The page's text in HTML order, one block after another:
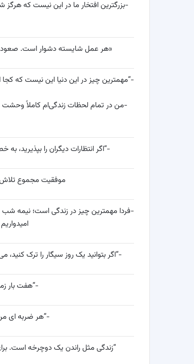
-بزرگترین افتخار ما در این نیست که
«هر عمل شایسته دشوار است.
-“مهمترین چیز در این دنیا این نیست که
-من در تمام لحظات زندگی‌ام کاملاً وحشت
-“اگر انتظارات دیگران را بپذیرید،
موفقیت مجموع تلاش
-فردا مهمترین چیز در زندگی است؛ نیمه
-“اگر بتوانید یک روز سیگار را ترک
-“هفت بار
-“هر ضربه ای
“زندگی مثل راندن یک دوچرخه است.